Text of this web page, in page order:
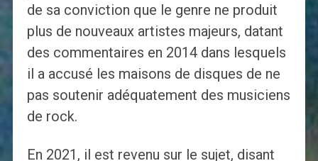
de sa conviction que le genre ne produit
plus de nouveaux artistes majeurs, datant
des commentaires en 2014 dans lesquels
il a accusé les maisons de disques de ne
pas soutenir adéquatement des musiciens
de rock.
En 2021, il est revenu sur le sujet, disant